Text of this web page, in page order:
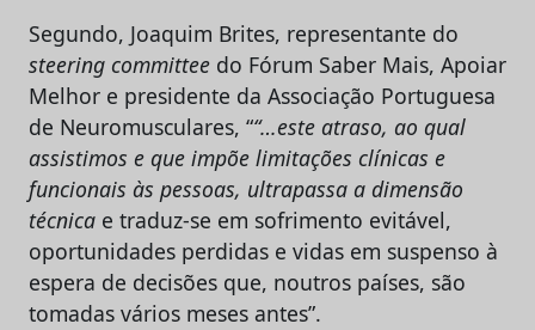
Segundo, Joaquim Brites, representante do
steering committee do Fórum Saber Mais, Apoiar
Melhor e presidente da Associação Portuguesa
de Neuromusculares, ““…este atraso, ao qual
assistimos e que impõe limitações clínicas e
funcionais às pessoas, ultrapassa a dimensão
técnica e traduz-se em sofrimento evitável,
oportunidades perdidas e vidas em suspenso à
espera de decisões que, noutros países, são
tomadas vários meses antes”.